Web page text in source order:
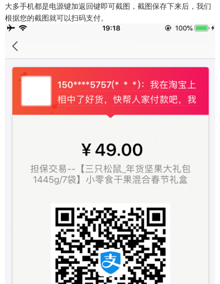
大多手机都是电源键加返回键即可截图，截图保存下来后，我们
根据您的截图就可以扫码支付。